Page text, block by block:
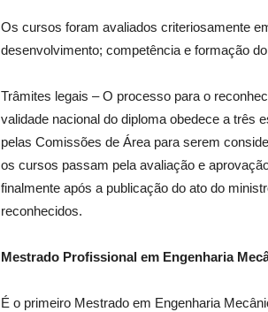
Os cursos foram avaliados criteriosamente
desenvolvimento; competência e formação
Trâmites legais – O processo para o
validade nacional do diploma obedece a três
pelas Comissões de Área para serem
os cursos passam pela avaliação e
finalmente após a publicação do ato do
reconhecidos.
Mestrado Profissional em Engenharia
É o primeiro Mestrado em Engenharia